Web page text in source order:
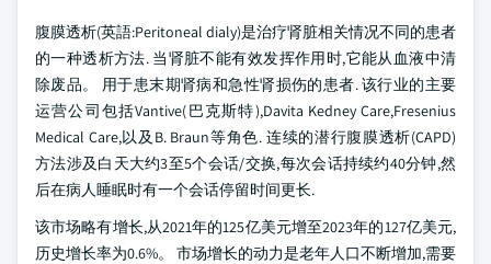
腹膜透析(英語:Peritoneal dialy)是治疗肾脏相关情况不同的患者
的一种透析方法. 当肾脏不能有效发挥作用时,它能从血液中清
除废品。 用于患末期肾病和急性肾损伤的患者. 该行业的主要
运营公司包括Vantive(巴克斯特),Davita Kedney Care,Fresenius
Medical Care,以及B. Braun等角色. 连续的潜行腹膜透析(CAPD)
方法涉及白天大约3至5个会话/交换,每次会话持续约40分钟,然
后在病人睡眠时有一个会话停留时间更长.
该市场略有增长,从2021年的125亿美元增至2023年的127亿美元,
历史增长率为0.6%。 市场增长的动力是老年人口不断增加,需要